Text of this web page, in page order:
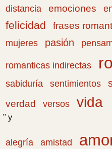
distancia emociones
felicidad frases
mujeres
pasión
romanticas indirectas
sabiduría sentimientos
verdad
versos vida
" y
alegría amistad